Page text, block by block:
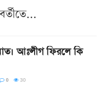
আঃলীগ ফিরলে কি
0 30